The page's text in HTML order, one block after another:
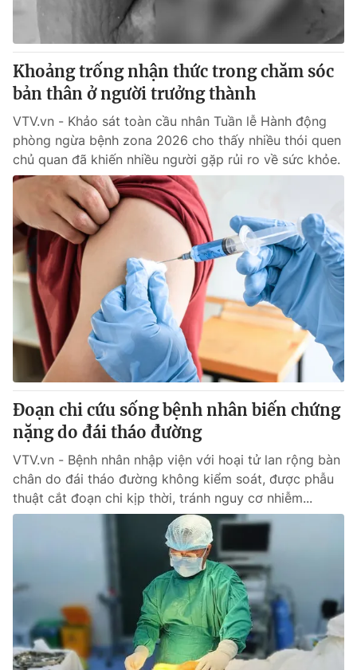
Khoảng trống nhận thức trong chăm sóc
bản thân ở người trưởng thành
VTV.vn - Khảo sát toàn cầu nhân Tuần lễ Hành động
phòng ngừa bệnh zona 2026 cho thấy nhiều thói quen
chủ quan đã khiến nhiều người gặp rủi ro về sức khỏe.
Đoạn chi cứu sống bệnh nhân biến chứng
nặng do đái tháo đường
VTV.vn - Bệnh nhân nhập viện với hoại tử lan rộng bàn
chân do đái tháo đường không kiểm soát, được phẫu
thuật cắt đoạn chi kịp thời, tránh nguy cơ nhiễm...